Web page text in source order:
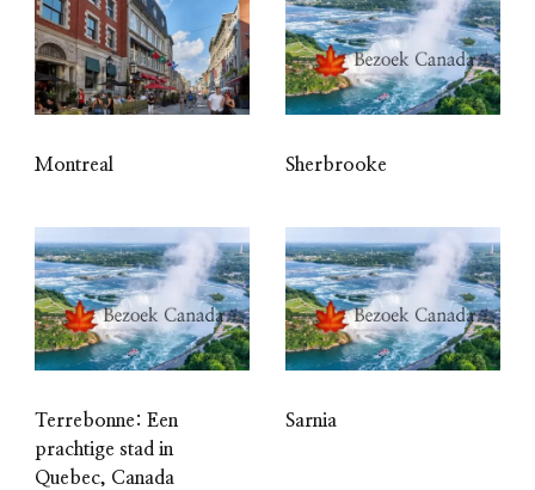
Montreal Sherbrooke
Terrebonne: Een
prachtige stad in
Quebec, Canada
Sarnia